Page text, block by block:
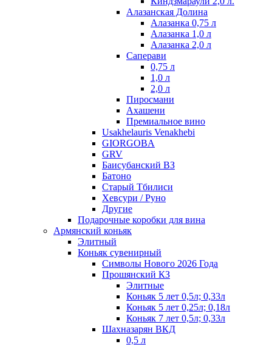
Алазанская Долина
Алазанка 0,75 л
Алазанка 1,0 л
Алазанка 2,0 л
Саперави
0,75 л
1,0 л
2,0 л
Пиросмани
Ахашени
Премиальное вино
Usakhelauris Venakhebi
GIORGOBA
GRV
Баисубанский ВЗ
Батоно
Старый Тбилиси
Хевсури / Руно
Другие
Подарочные коробки для вина
Армянский коньяк
Элитный
Коньяк сувенирный
Символы Нового 2026 Года
Прошянский КЗ
Элитные
Коньяк 5 лет 0,5л; 0,33л
Коньяк 5 лет 0,25л; 0,18л
Коньяк 7 лет 0,5л; 0,33л
Шахназарян ВКД
0,5 л